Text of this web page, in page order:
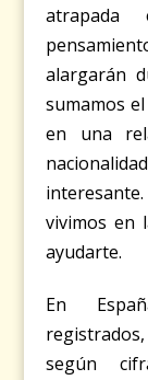
alargarán
sumamos
en una
vivimos en
ayudarte.
En
según